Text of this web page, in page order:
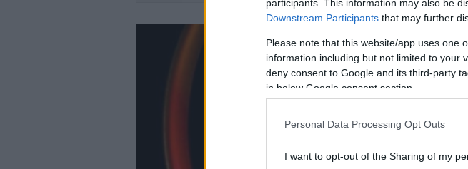
participants. This information may also be
Downstream Participants that may further
Please note that this website/app uses one
information including but not limited to your
deny consent to Google and its third-party
in below Google consent section.
Personal Data Processing Opt Outs
I want to opt-out of the Sharing of my